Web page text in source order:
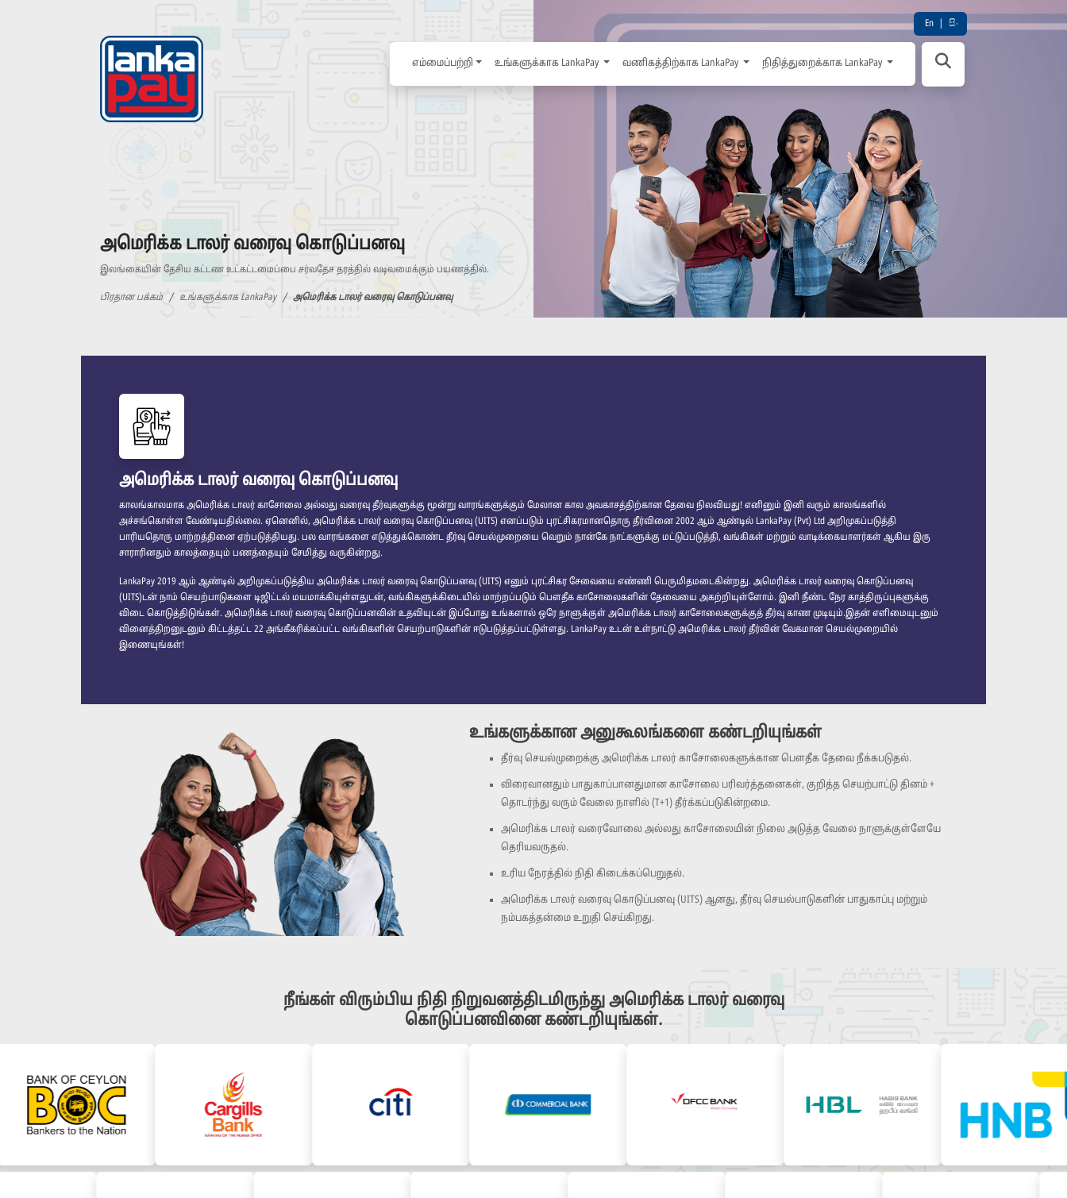
En සිං
எம்மைப்பற்றி உங்களுக்காக LankaPay வணிகத்திற்காக LankaPay நிதித்துறைக்காக LankaPay
அமெரிக்க டாலர் வரைவு கொடுப்பனவு
இலங்கையின் தேசிய கட்டண உட்கட்டமைப்பை சர்வதேச தரத்தில் வடிவமைக்கும் பயணத்தில்.
பிரதான பக்கம் உங்களுக்காக LankaPay அமெரிக்க டாலர் வரைவு கொடுப்பனவு
அமெரிக்க டாலர் வரைவு கொடுப்பனவு
காலங்காலமாக அமெரிக்க டாலர் காசோலை அல்லது வரைவு தீர்வுகளுக்கு மூன்று வாரங்களுக்கும் மேலான கால அவகாசத்திற்கான தேவை நிலவியது! எனினும் இனி வரும் காலங்களில்
அச்சங்கொள்ள வேண்டியதில்லை. ஏனெனில், அமெரிக்க டாலர் வரைவு கொடுப்பனவு (UITS) எனப்படும் புரட்சிகரமானதொரு தீர்வினை 2002 ஆம் ஆண்டில் LankaPay (Pvt) Ltd அறிமுகப்படுத்தி
பாரியதொரு மாற்றத்தினை ஏற்படுத்தியது. பல வாரங்களை எடுத்துக்கொண்ட தீர்வு செயல்முறையை வெறும் நான்கே நாட்களுக்கு மட்டுப்படுத்தி, வங்கிகள் மற்றும் வாடிக்கையாளர்கள் ஆகிய இரு
சாராரினதும் காலத்தையும் பணத்தையும் சேமித்து வருகின்றது.
LankaPay 2019 ஆம் ஆண்டில் அறிமுகப்படுத்திய அமெரிக்க டாலர் வரைவு கொடுப்பனவு (UITS) எனும் புரட்சிகர சேவையை எண்ணி பெருமிதமடைகின்றது. அமெரிக்க டாலர் வரைவு கொடுப்பனவு
(UITS)டன் நாம் செயற்பாடுகளை டிஜிட்டல் மயமாக்கியுள்ளதுடன், வங்கிகளுக்கிடையில் மாற்றப்படும் பௌதீக காசோலைகளின் தேவையை அகற்றியுள்ளோம். இனி நீண்ட நேர காத்திருப்புகளுக்கு
விடை கொடுத்திடுங்கள். அமெரிக்க டாலர் வரைவு கொடுப்பனவின் உதவியுடன் இப்போது உங்களால் ஒரே நாளுக்குள் அமெரிக்க டாலர் காசோலைகளுக்குத் தீர்வு காண முடியும்.இதன் எளிமையுடனும்
வினைத்திறனுடனும் கிட்டத்தட்ட 22 அங்கீகரிக்கப்பட்ட வங்கிகளின் செயற்பாடுகளின் ஈடுபடுத்தப்பட்டுள்ளது. LankaPay உடன் உள்நாட்டு அமெரிக்க டாலர் தீர்வின் வேகமான செயல்முறையில்
இணையுங்கள்!
உங்களுக்கான அனுகூலங்களை கண்டறியுங்கள்
தீர்வு செயல்முறைக்கு அமெரிக்க டாலர் காசோலைகளுக்கான பௌதீக தேவை நீக்கபடுதல்.
விரைவானதும் பாதுகாப்பானதுமான காசோலை பரிவர்த்தனைகள், குறித்த செயற்பாட்டு தினம் +
தொடர்ந்து வரும் வேலை நாளில் (T+1) தீர்க்கப்படுகின்றமை.
அமெரிக்க டாலர் வரைவோலை அல்லது காசோலையின் நிலை அடுத்த வேலை நாளுக்குள்ளேயே
தெரியவருதல்.
உரிய நேரத்தில் நிதி கிடைக்கப்பெறுதல்.
அமெரிக்க டாலர் வரைவு கொடுப்பனவு (UITS) ஆனது, தீர்வு செயல்பாடுகளின் பாதுகாப்பு மற்றும்
நம்பகத்தன்மை உறுதி செய்கிறது.
நீங்கள் விரும்பிய நிதி நிறுவனத்திடமிருந்து அமெரிக்க டாலர் வரைவு
கொடுப்பனவினை கண்டறியுங்கள்.